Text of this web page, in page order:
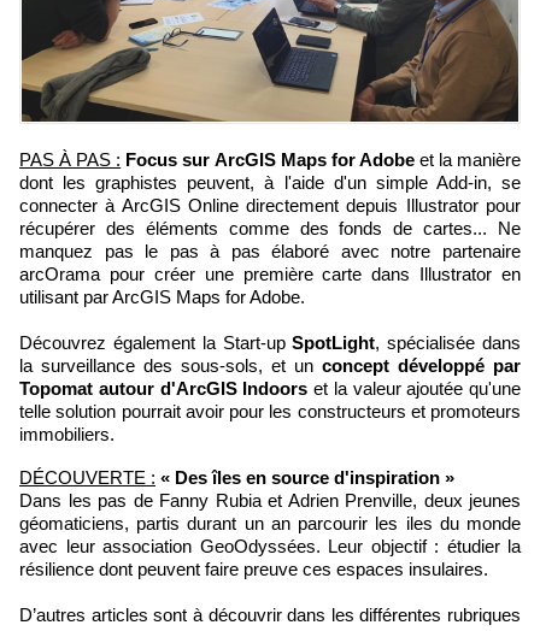
PAS À PAS : Focus sur ArcGIS Maps for Adobeet la manière
dont les graphistes peuvent, à l'aide d'un simple Add-in, se
connecter à ArcGIS Online directement depuis Illustrator pour
récupérer des éléments comme des fonds de cartes... Ne
manquez pas le pas à pas élaboré avec notre partenaire
arcOrama pour créer une première carte dans Illustrator en
utilisant par ArcGIS Maps for Adobe.
Découvrez également la Start-upSpotLight, spécialisée dans
la surveillance des sous-sols, et un concept développé par
Topomat autour d'ArcGIS Indoors et la valeur ajoutée qu'une
telle solution pourrait avoir pour les constructeurs et promoteurs
immobiliers.
DÉCOUVERTE : « Des îles en source d'inspiration »
Dans les pas de Fanny Rubia et Adrien Prenville, deux jeunes
géomaticiens, partis durant un an parcourir les iles du monde
avec leur association GeoOdyssées. Leur objectif : étudier la
résilience dont peuvent faire preuve ces espaces insulaires.
D’autres articles sont à découvrir dans les différentes rubriques